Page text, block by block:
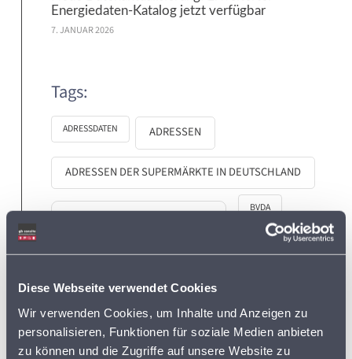
Diese Webseite verwendet Cookies
Wir verwenden Cookies, um Inhalte und Anzeigen zu
personalisieren, Funktionen für soziale Medien anbieten
zu können und die Zugriffe auf unsere Website zu
Energiedaten-Katalog jetzt verfügbar
7. JANUAR 2026
Tags:
ADRESSDATEN ADRESSEN
ADRESSEN DER SUPERMÄRKTE IN DEUTSCHLAND
BVDA
GOOGLE MAPS LEBENSMITTELDATEN